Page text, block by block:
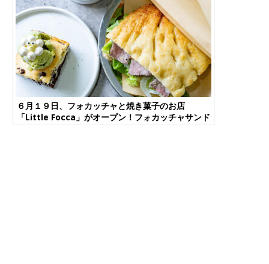
６月１９日、フォカッチャと焼き菓子のお店
「Little Focca」がオープン！フォカッチャサンド